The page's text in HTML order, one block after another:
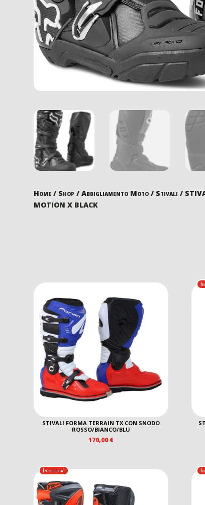
Home / Shop /Abbigliamento Moto / Stivali /
MOTION X BLACK
STIVALI FORMA TERRAIN TX CON SNODO
ROSSO/BIANCO/BLU
170,00€
In offerta!